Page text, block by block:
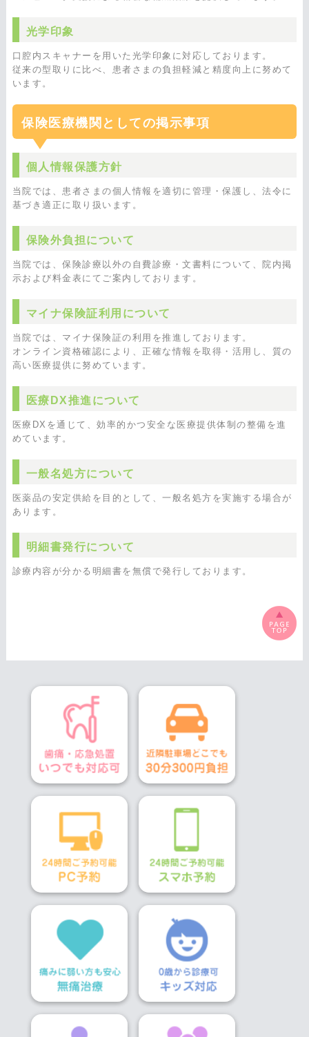
光学印象
口腔内スキャナーを用いた光学印象に対応しております。
従来の型取りに比べ、患者さまの負担軽減と精度向上に努めて
います。
保険医療機関としての掲示事項
個人情報保護方針
当院では、患者さまの個人情報を適切に管理・保護し、法令に
基づき適正に取り扱います。
保険外負担について
当院では、保険診療以外の自費診療・文書料について、院内掲
示および料金表にてご案内しております。
マイナ保険証利用について
当院では、マイナ保険証の利用を推進しております。
オンライン資格確認により、正確な情報を取得・活用し、質の
高い医療提供に努めています。
医療DX推進について
医療DXを通じて、効率的かつ安全な医療提供体制の整備を進
めています。
一般名処方について
医薬品の安定供給を目的として、一般名処方を実施する場合が
あります。
明細書発行について
診療内容が分かる明細書を無償で発行しております。